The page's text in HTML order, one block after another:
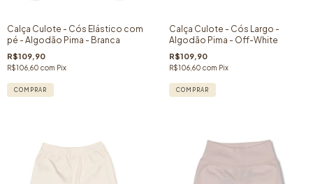
Calça Culote - Cós Elástico com
pé - Algodão Pima - Branca
R$109,90
R$106,60 com Pix
COMPRAR
Calça Culote - Cós Largo -
Algodão Pima - Off-White
R$109,90
R$106,60 com Pix
COMPRAR